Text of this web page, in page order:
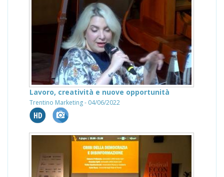
Lavoro, creatività e nuove opportunità
Trentino Marketing - 04/06/2022